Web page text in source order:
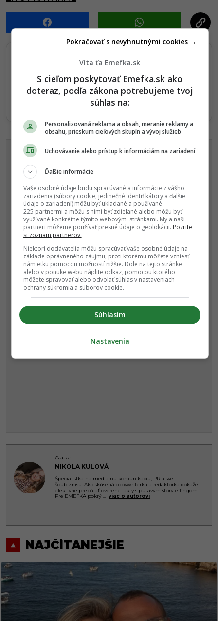
n
t
Sledujte nás na Google Správy
Nenechajte si ujsť žiadne dôležité novinky.
☆Sledovať
REKLAMA
Autor
NIKOLA KULOVÁ
Špecialistka na mediálnu komunikáciu, PR a svet
šoubiznisu. Ako skúsená copywriterka a redaktorka dokáže
efektívne prepájať overené fakty s pútavým storytellingom.
Pre EMEFKA pokrý ... viac o autorovi
NAJČÍTANEJŠIE
Víta ťa Emefka.sk
S cieľom poskytovať Emefka.sk ako
doteraz, podľa zákona potrebujeme tvoj
súhlas na:
Personalizovaná reklama a obsah, meranie reklamy a
obsahu, prieskum cieľových skupín a vývoj služieb
Uchovávanie alebo prístup k informáciám na zariadení
Ďalšie informácie
Vaše osobné údaje budú spracúvané a informácie z vášho
zariadenia (súbory cookie, jedinečné identifikátory a ďalšie
údaje o zariadení) môžu byť ukladané a používané
225 partnermi a môžu s nimi byť zdieľané alebo môžu byť
využívané konkrétne týmito webovými stránkami. My a naši
partneri môžeme používať presné údaje o geolokácii. Pozrite
si zoznam partnerov.
Niektorí dodávatelia môžu spracúvať vaše osobné údaje na
základe oprávneného záujmu, proti ktorému môžete vzniesť
námietku pomocou možností nižšie. Dole na tejto stránke
alebo v ponuke webu nájdite odkaz, pomocou ktorého
môžete spravovať alebo odvolať súhlas v nastaveniach
ochrany súkromia a súborov cookie.
Súhlasím
Pokračovať s nevyhnutnými cookies →
Nastavenia